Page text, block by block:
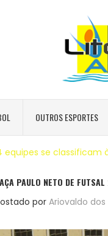
OUTROS ESPORTES
equipes se classificam
PAULO NETO DE
porAriovaldo dos